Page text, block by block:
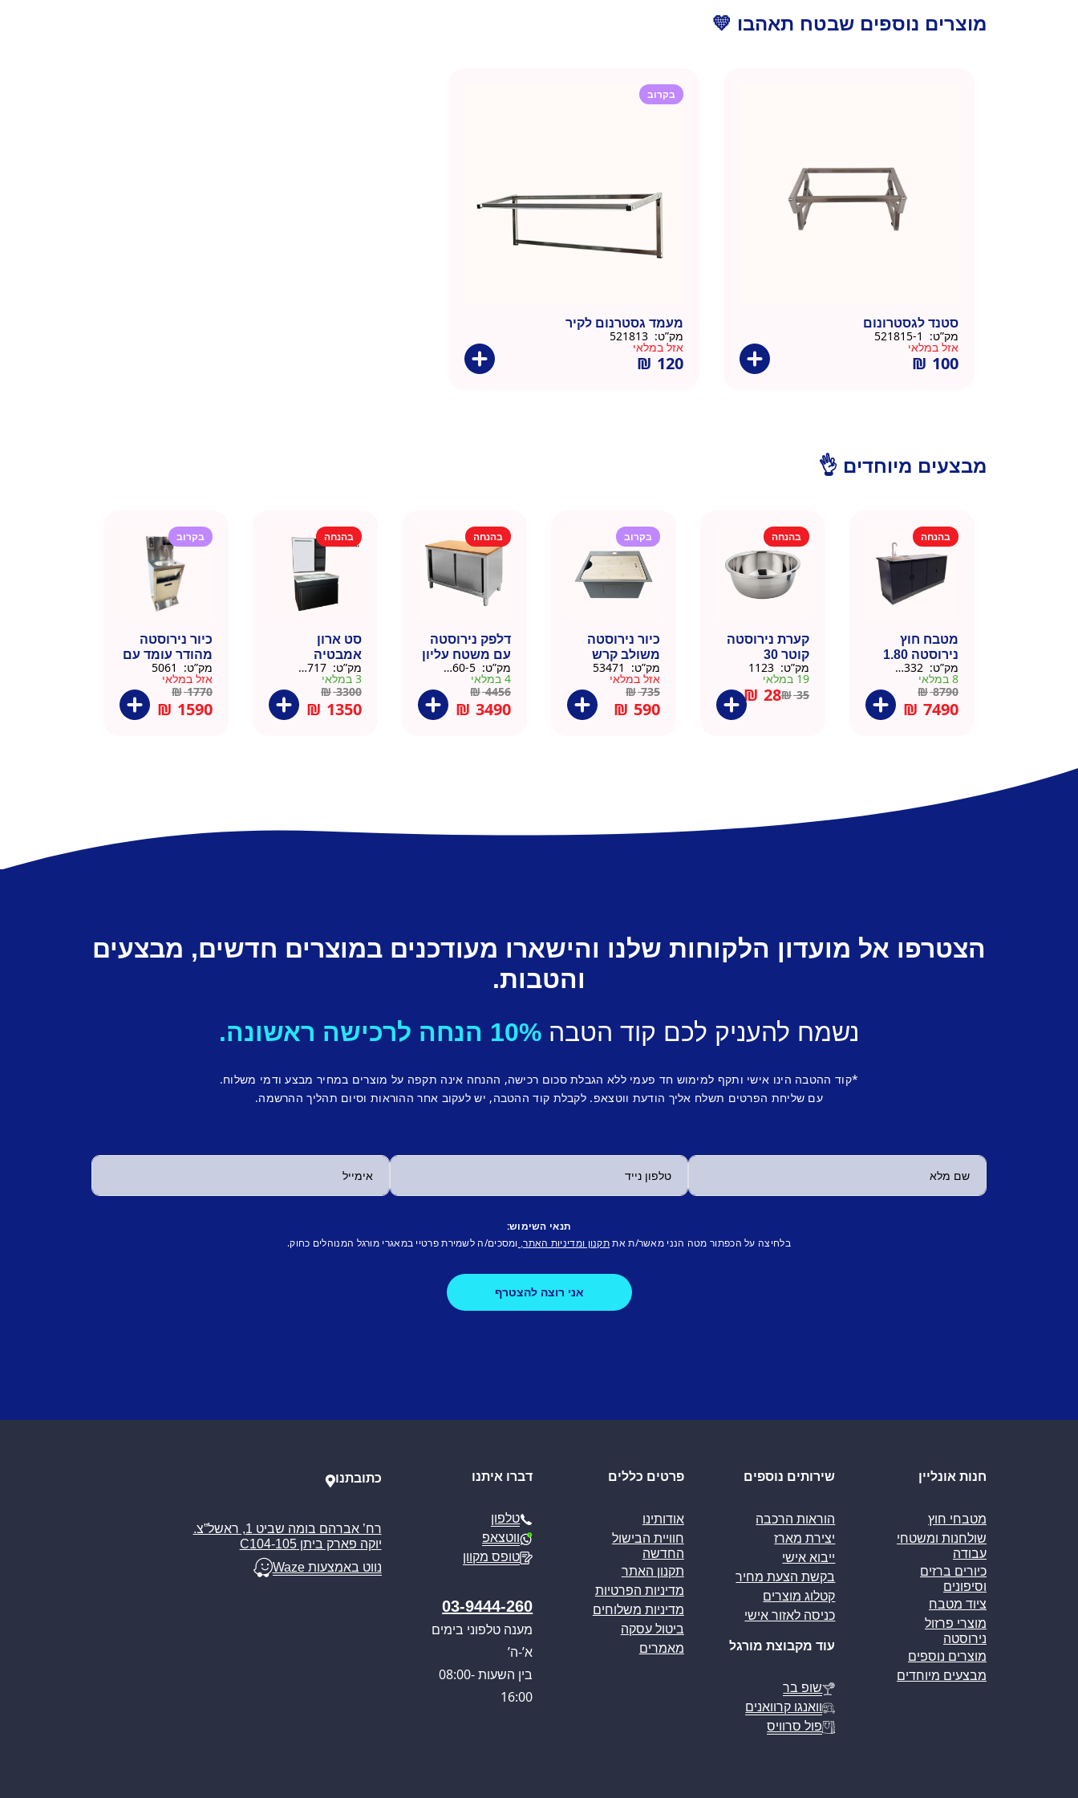
מוצרים נוספים שבטח תאהבו 💛
סטנד לגסטרונום
מק”ט:
אזל במלאי
₪ 100
בקרוב
מעמד גסטרנום לקיר
מק”ט: 521813
אזל במלאי
₪ 120
מבצעים מיוחדים 👌
בהנחה
מטבח חוץ
נירוסטה 1.80
מטר כולל שיש
וכיור
מק”ט:
8 במלאי
₪8790
₪ 7490
בהנחה
קערת נירוסטה
קוטר 30
מק”ט:
19 במלאי
₪35
₪ 28
בקרוב
כיור נירוסטה
משולב קרש
חיתוך במבוק
35.5×40.5
מק”ט:
אזל במלאי
₪735
₪ 590
בהנחה
דלפק נירוסטה
עם משטח עליון
עץ מלא גוון
דניאל
מק”ט:
4 במלאי
₪4456
₪ 3490
בהנחה
סט ארון
אמבטיה
נירוסטה שחור
60 סמ
מק”ט:
3 במלאי
₪3300
₪ 1350
בקרוב
כיור נירוסטה
מהודר עומד עם
פח אשפה
ברצלונה
מק”ט:
אזל במלאי
₪1770
₪ 1590
הצטרפו אל מועדון הלקוחות שלנו והישארו מעודכנים במוצרים חדשים, מבצעים
והטבות.
נשמח להעניק לכם קוד הטבה 10% הנחה לרכישה ראשונה.
*קוד ההטבה הינו אישי ותקף למימוש חד פעמי ללא הגבלת סכום רכישה, ההנחה אינה תקפה על מוצרים במחיר מבצע ודמי משלוח.
עם שליחת הפרטים תשלח אליך הודעת ווטצאפ. לקבלת קוד ההטבה, יש לעקוב אחר ההוראות וסיום תהליך ההרשמה.
תנאי השימוש:
בלחיצה על הכפתור מטה הנני מאשר/ת את תקנון ומדיניות האתר, ומסכים/ה לשמירת פרטיי במאגרי מורגל המנוהלים כחוק.
חנות אונליין
מטבחי חוץ
שולחנות ומשטחי
עבודה
כיורים ברזים
וסיפונים
ציוד מטבח
מוצרי פרזול
נירוסטה
מוצרים נוספים
מבצעים מיוחדים
שירותים נוספים
הוראות הרכבה
יצירת מארז
ייבוא אישי
בקשת הצעת מחיר
קטלוג מוצרים
כניסה לאזור אישי
עוד מקבוצת מורגל
שופ בר
וואנגו קרוואנים
פול סרוויס
פרטים כללים
אודותינו
חוויית הבישול
החדשה
תקנון האתר
מדיניות הפרטיות
מדיניות משלוחים
ביטול עסקה
מאמרים
דברו איתנו
טלפון
ווטצאפ
טופס מקוון
03-9444-260
מענה טלפוני בימים
א’-ה’
בין השעות 08:00-
16:00
כתובתנו
רח’ אברהם בומה שביט 1, ראשל”צ.
יוקה פארק ביתן C104-105
נווט באמצעות Waze